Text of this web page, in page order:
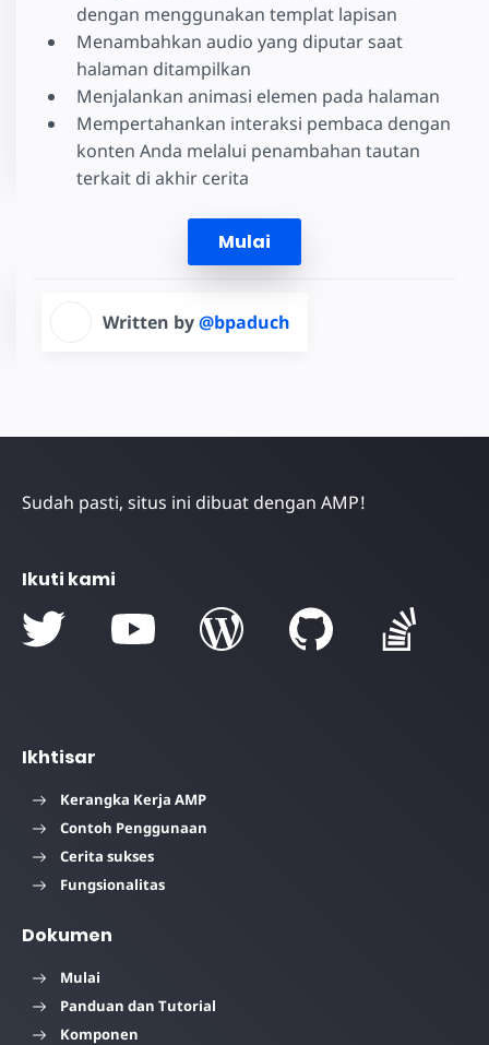
dengan menggunakan templat lapisan
Menambahkan audio yang diputar saat
halaman ditampilkan
Menjalankan animasi elemen pada halaman
Mempertahankan interaksi pembaca dengan
konten Anda melalui penambahan tautan
terkait di akhir cerita
Mulai
Written by@bpaduch
Sudah pasti, situs ini dibuat dengan AMP!
Ikuti kami
Ikhtisar
Kerangka Kerja AMP
Contoh Penggunaan
Cerita sukses
Fungsionalitas
Dokumen
Mulai
Panduan dan Tutorial
Komponen